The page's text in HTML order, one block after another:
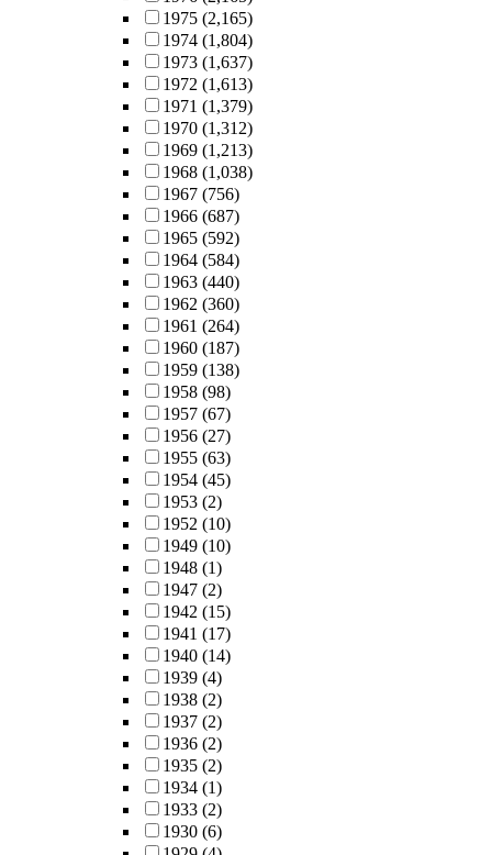
1975 (2,165)
1974 (1,804)
1973 (1,637)
1972 (1,613)
1971 (1,379)
1970 (1,312)
1969 (1,213)
1968 (1,038)
1967 (756)
1966 (687)
1965 (592)
1964 (584)
1963 (440)
1962 (360)
1961 (264)
1960 (187)
1959 (138)
1958 (98)
1957 (67)
1956 (27)
1955 (63)
1954 (45)
1953 (2)
1952 (10)
1949 (10)
1948 (1)
1947 (2)
1942 (15)
1941 (17)
1940 (14)
1939 (4)
1938 (2)
1937 (2)
1936 (2)
1935 (2)
1934 (1)
1933 (2)
1930 (6)